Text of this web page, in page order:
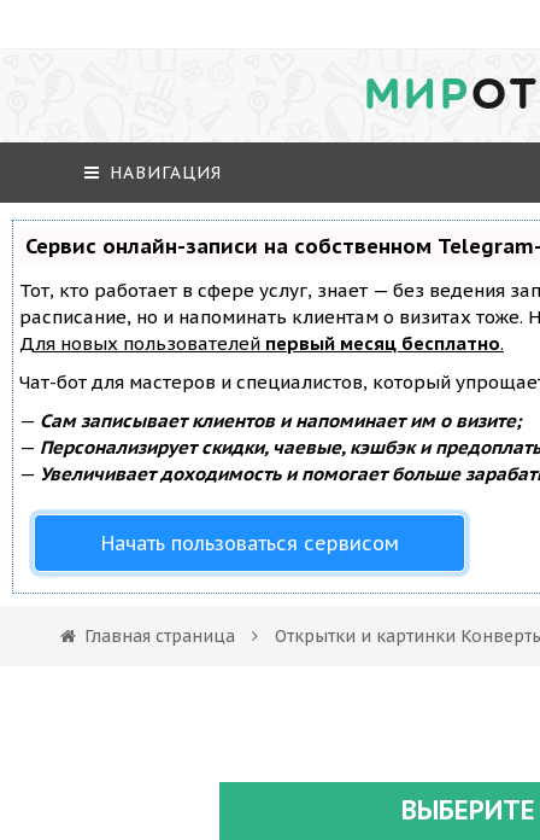
МИР
НАВИГАЦИЯ
Сервис онлайн-записи на собственном
Тот, кто работает в сфере услуг, знает — без ведения
расписание, но и напоминать клиентам о визитах
Для новых пользователей первый месяц бесплатно.
Чат-бот для мастеров и специалистов, который
— Сам записывает клиентов и напоминает им о визите;
— Персонализирует скидки, чаевые, кэшбэк и
— Увеличивает доходимость и помогает больше
Начать пользоваться сервисом
Главная страница Открытки и картинки